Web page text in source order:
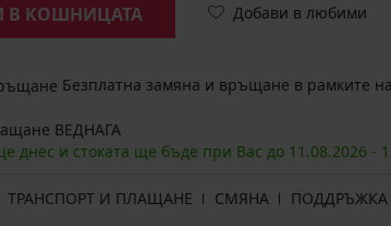
В КОШНИЦАТА Добави в любими
Безплатна замяна и връщане в рамките
ВЕДНАГА
днес и стоката ще бъде при Вас до 11.08.2026 -
ТРАНСПОРТ И ПЛАЩАНЕ СМЯНА
ПОДДРЪЖКА